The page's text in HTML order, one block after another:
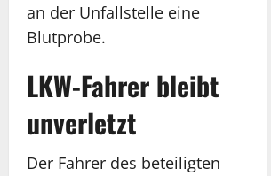
an der Unfallstelle eine
Blutprobe.
LKW-Fahrer bleibt
unverletzt
Der Fahrer des beteiligten